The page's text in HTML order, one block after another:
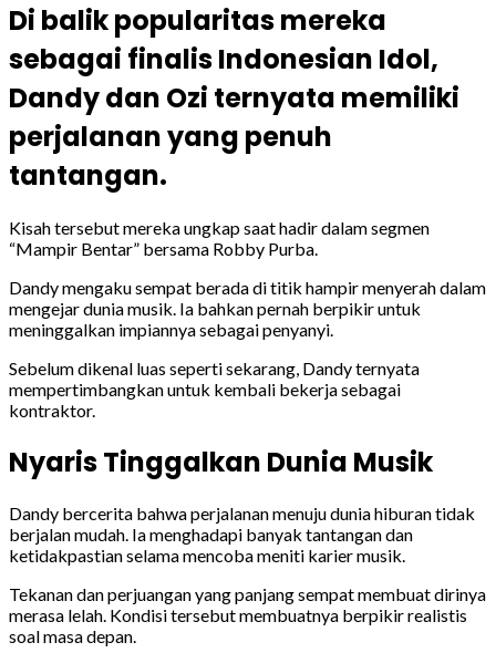
Di balik popularitas mereka
sebagai finalis Indonesian Idol,
Dandy dan Ozi ternyata memiliki
perjalanan yang penuh
tantangan.
Kisah tersebut mereka ungkap saat hadir dalam segmen
“Mampir Bentar” bersama Robby Purba.
Dandy mengaku sempat berada di titik hampir menyerah dalam
mengejar dunia musik. Ia bahkan pernah berpikir untuk
meninggalkan impiannya sebagai penyanyi.
Sebelum dikenal luas seperti sekarang, Dandy ternyata
mempertimbangkan untuk kembali bekerja sebagai
kontraktor.
Nyaris Tinggalkan Dunia Musik
Dandy bercerita bahwa perjalanan menuju dunia hiburan tidak
berjalan mudah. Ia menghadapi banyak tantangan dan
ketidakpastian selama mencoba meniti karier musik.
Tekanan dan perjuangan yang panjang sempat membuat dirinya
merasa lelah. Kondisi tersebut membuatnya berpikir realistis
soal masa depan.